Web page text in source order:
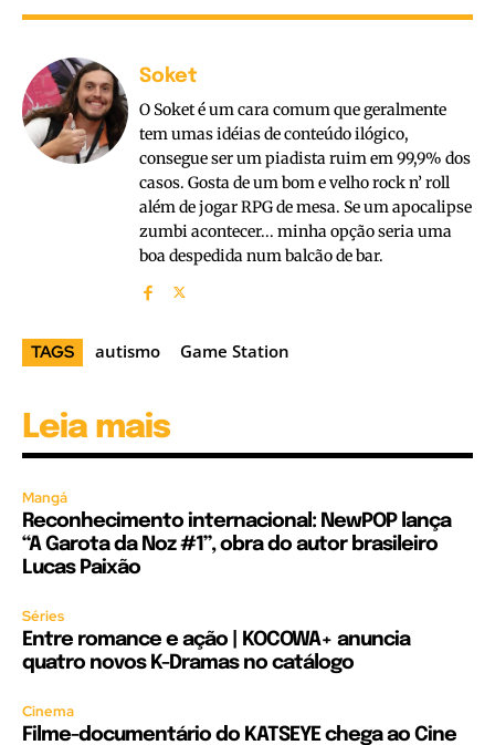
Soket
O Soket é um cara comum que geralmente
tem umas idéias de conteúdo ilógico,
consegue ser um piadista ruim em 99,9% dos
casos. Gosta de um bom e velho rock n’ roll
além de jogar RPG de mesa. Se um apocalipse
zumbi acontecer... minha opção seria uma
boa despedida num balcão de bar.
TAGS autismo Game Station
Leia mais
Mangá
Reconhecimento internacional: NewPOP lança
“A Garota da Noz #1”, obra do autor brasileiro
Lucas Paixão
Séries
Entre romance e ação | KOCOWA+ anuncia
quatro novos K-Dramas no catálogo
Cinema
Filme-documentário do KATSEYE chega ao Cine